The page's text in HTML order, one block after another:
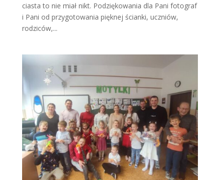
ciasta to nie miał nikt. Podziękowania dla Pani fotograf
i Pani od przygotowania pięknej ścianki, uczniów,
rodziców,...